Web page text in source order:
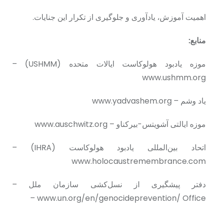
اهمیت آموزش، یادآوری و جلوگیری از تکرار این جنایات.
منابع:
موزه یادبود هولوکاست ایالات متحده (USHMM) –
www.ushmm.org
یاد وشم – www.yadvashem.org
موزه ایالتی آشویتس-بیرکناو – www.auschwitz.org
اتحاد بین‌المللی یادبود هولوکاست (IHRA) –
www.holocaustremembrance.com
دفتر پیشگیری از نسل‌کشی سازمان ملل –
www.un.org/en/genocideprevention/ Office –